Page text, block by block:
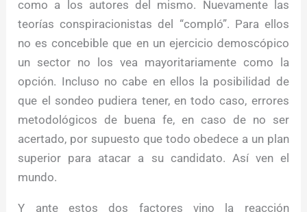
como a los autores del mismo. Nuevamente las
teorías conspiracionistas del “compló”. Para ellos
no es concebible que en un ejercicio demoscópico
un sector no los vea mayoritariamente como la
opción. Incluso no cabe en ellos la posibilidad de
que el sondeo pudiera tener, en todo caso, errores
metodológicos de buena fe, en caso de no ser
acertado, por supuesto que todo obedece a un plan
superior para atacar a su candidato. Así ven el
mundo.
Y ante estos dos factores vino la reacción